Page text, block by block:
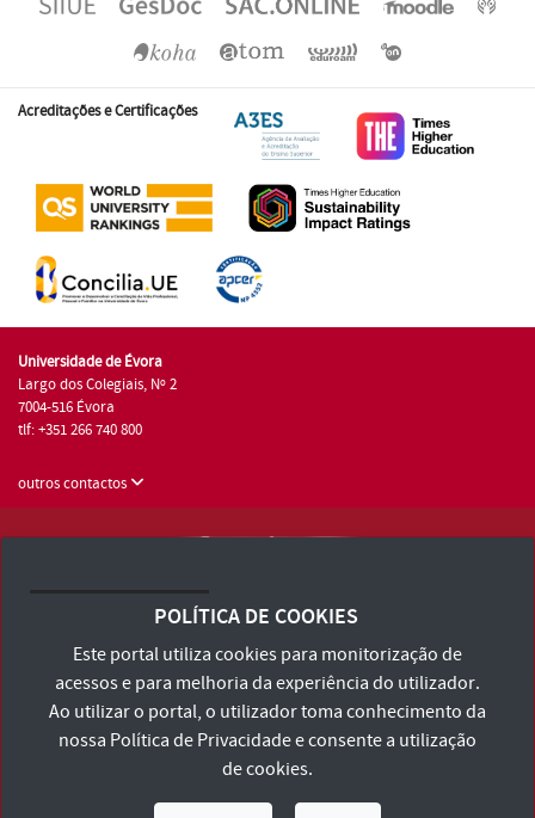
Acreditações e Certificações
Universidade de Évora
Largo dos Colegiais, Nº 2
7004-516 Évora
tlf: +351 266 740 800
outros contactos
Consulte os Termos e Condições e Política de Privacidade
Declaração de Acessibilidade
POLÍTICA DE COOKIES
Este portal utiliza cookies para monitorização de
acessos e para melhoria da experiência do utilizador.
Ao utilizar o portal, o utilizador toma conhecimento da
nossa Política de Privacidadee consente a utilização
de cookies.